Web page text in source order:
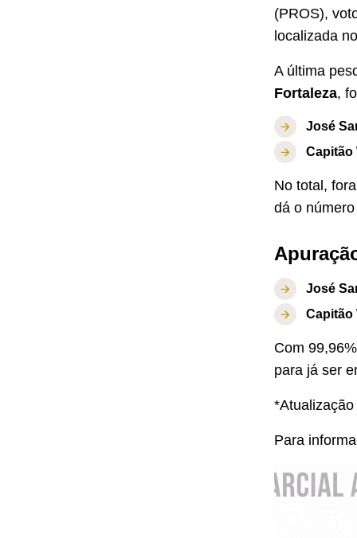
(PROS),
localizada
A última
Fortaleza,
José
Capitão
No total,
dá o
José
Capitão
Com
para já ser
Para